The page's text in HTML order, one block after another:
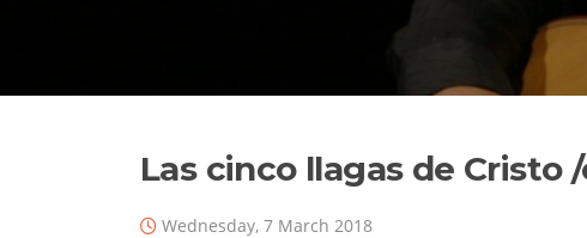
Las cinco llagas de Cristo
Wednesday, 7 March 2018